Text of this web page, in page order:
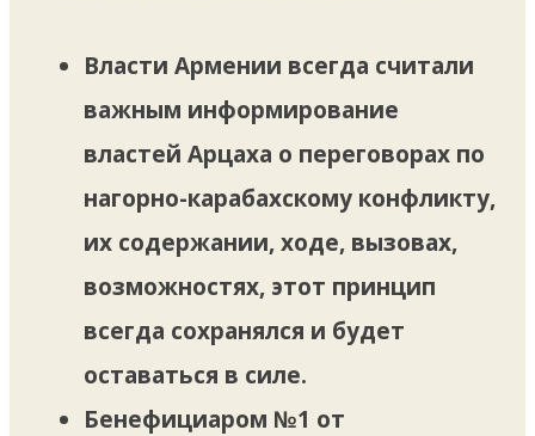
Власти Армении всегда считали
важным информирование
властей Арцаха о переговорах по
нагорно-карабахскому конфликту,
их содержании, ходе, вызовах,
возможностях, этот принцип
всегда сохранялся и будет
оставаться в силе.
Бенефициаром №1 от